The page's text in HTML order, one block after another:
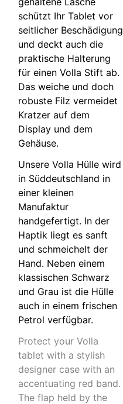
schützt Ihr Tablet vor
seitlicher Beschädigung
und deckt auch die
praktische Halterung
für einen Volla Stift ab.
Das weiche und doch
robuste Filz vermeidet
Kratzer auf dem
Display und dem
Gehäuse.
Unsere Volla Hülle wird
in Süddeutschland in
einer kleinen
Manufaktur
handgefertigt. In der
Haptik liegt es sanft
und schmeichelt der
Hand. Neben einem
klassischen Schwarz
und Grau ist die Hülle
auch in einem frischen
Petrol verfügbar.
Protect your Volla
tablet with a stylish
designer case with an
accentuating red band.
The flap held by the